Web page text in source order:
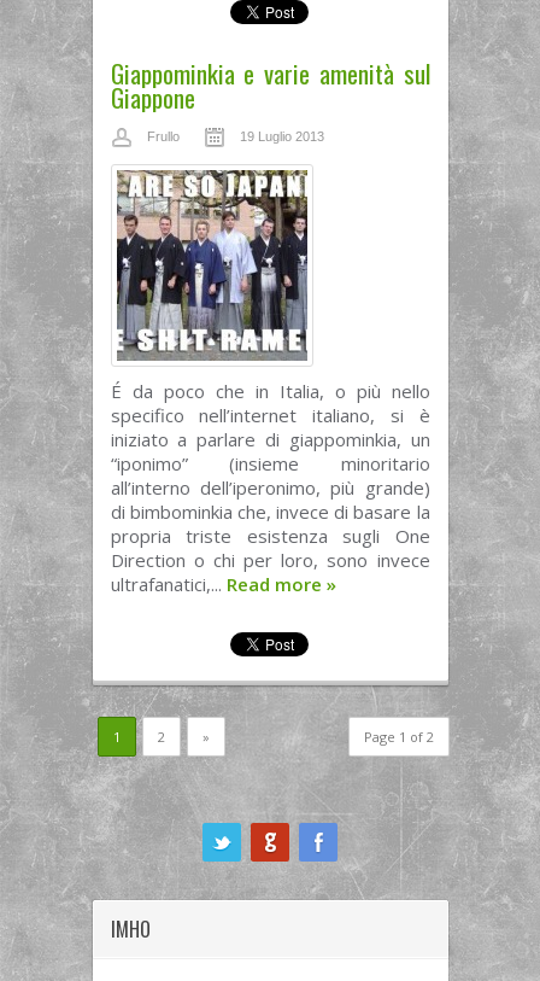
Giappominkia e varie amenità sul
Giappone
Frullo 19 Luglio 2013
É da poco che in Italia, o più nello
specifico nell’internet italiano, si è
iniziato a parlare di giappominkia, un
“iponimo” (insieme minoritario
all’interno dell’iperonimo, più grande)
di bimbominkia che, invece di basare la
propria triste esistenza sugli One
Direction o chi per loro, sono invece
ultrafanatici,... Read more »
Page 1 of 2
1 2 »
IMHO